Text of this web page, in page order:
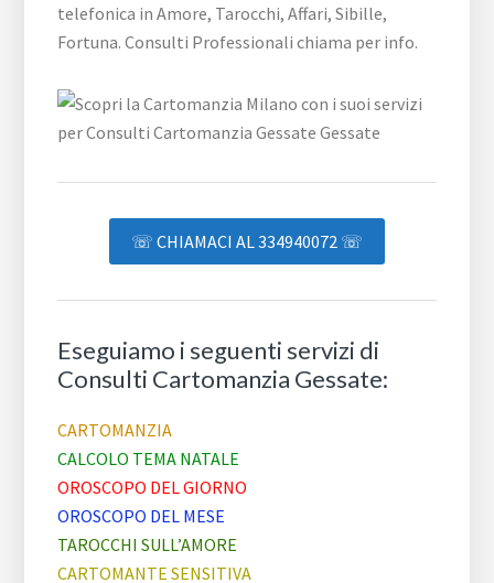
telefonica in Amore, Tarocchi, Affari, Sibille,
Fortuna. Consulti Professionali chiama per info.
☏ CHIAMACI AL 334940072 ☏
Eseguiamo i seguenti servizi di
Consulti Cartomanzia Gessate:
CARTOMANZIA
CALCOLO TEMA NATALE
OROSCOPO DEL GIORNO
OROSCOPO DEL MESE
TAROCCHI SULL’AMORE
CARTOMANTE SENSITIVA